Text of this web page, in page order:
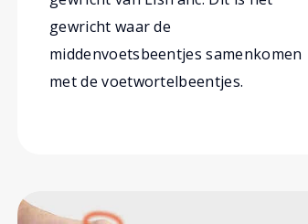
gewricht waar de
middenvoetsbeentjes samenkomen
met de voetwortelbeentjes.